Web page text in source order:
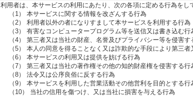
利用者は、本サービスの利用にあたり、次の各項に定める行為をし
（1） 本サービスに関する情報を改ざんする行為
（2） 利用者以外の者になりすまして本サービスを利用する行為
（3） 有害なコンピュータープログラム等を送信又は書き込む行
（4） 第三者又は当社の財産、名誉及びプライバシー等を侵害す
（5） 本人の同意を得ることなく又は詐欺的な手段により第三
（6） 本サービスの利用又は提供を妨げる行為
（7） 第三者又は当社の著作権その他の知的財産権を侵害する行
（8） 法令又は公序良俗に反する行為
（9） 本サービスを利用した営業活動その他営利を目的とする行
（10） 当社の信用を傷つけ、又は当社に損害を与える行為